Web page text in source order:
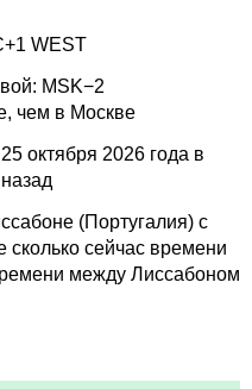
WEST
MSK−2
чем в Москве
октября 2026 года в
(Португалия) с
сколько сейчас времени
между Лиссабоном